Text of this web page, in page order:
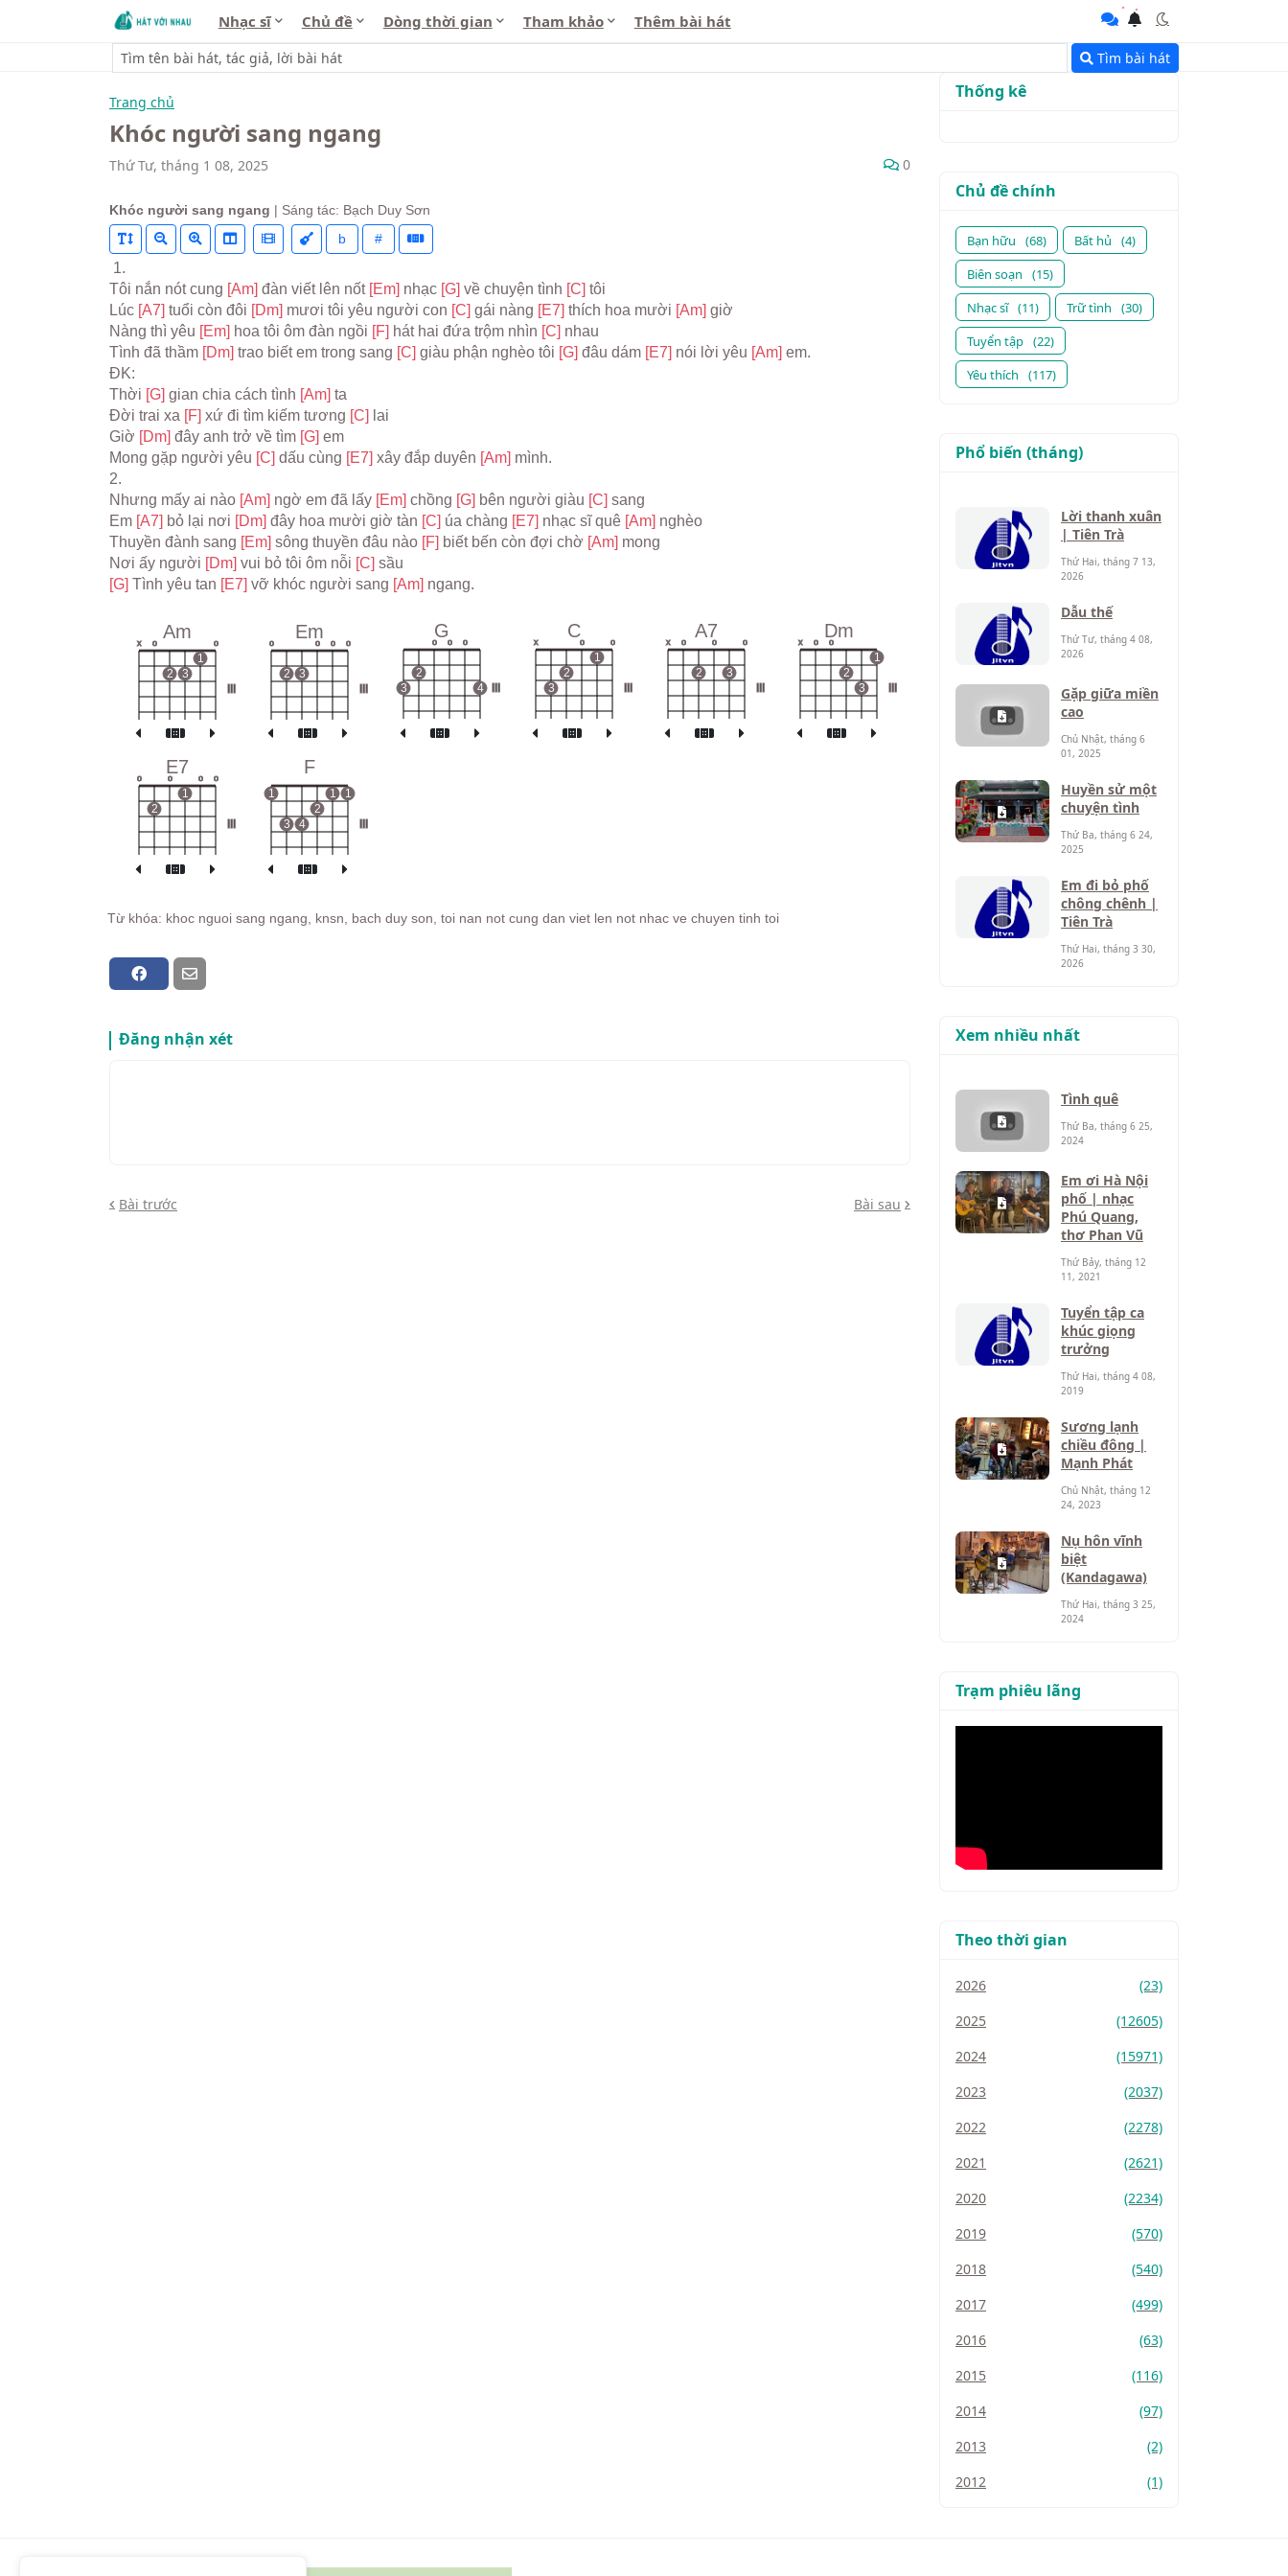
Nhạc sĩ Chủ đề Dòng thời gian Tham khảo Thêm bài hát
Tìm bài hát
Trang chủ
Khóc người sang ngang
Thứ Tư, tháng 1 08, 2025 0
Khóc người sang ngang | Sáng tác: Bạch Duy Sơn
b
#
1.
Tôi nắn nót cung [Am] đàn viết lên nốt [Em] nhạc [G] về chuyện tình [C] tôi
Lúc [A7] tuổi còn đôi [Dm] mươi tôi yêu người con [C] gái nàng [E7] thích hoa mười [Am] giờ
Nàng thì yêu [Em] hoa tôi ôm đàn ngồi [F] hát hai đứa trộm nhìn [C] nhau
Tình đã thầm [Dm] trao biết em trong sang [C] giàu phận nghèo tôi [G] đâu dám [E7] nói lời yêu [Am] em.
ĐK:
Thời [G] gian chia cách tình [Am] ta
Đời trai xa [F] xứ đi tìm kiếm tương [C] lai
Giờ [Dm] đây anh trở về tìm [G] em
Mong gặp người yêu [C] dấu cùng [E7] xây đắp duyên [Am] mình.
2.
Nhưng mấy ai nào [Am] ngờ em đã lấy [Em] chồng [G] bên người giàu [C] sang
Em [A7] bỏ lại nơi [Dm] đây hoa mười giờ tàn [C] úa chàng [E7] nhạc sĩ quê [Am] nghèo
Thuyền đành sang [Em] sông thuyền đâu nào [F] biết bến còn đợi chờ [Am] mong
Nơi ấy người [Dm] vui bỏ tôi ôm nỗi [C] sầu
[G] Tình yêu tan [E7] vỡ khóc người sang [Am] ngang.
Am
x o
2 3
1
o
Em
o
2 3
o o o
G
3
2
o o o
4
C
x
3
2
o
1
o
A7
x o
2
o
3
o
Dm
x o o
2
3
1
E7
o
2
o
1
o o
F
1
3 4
2
1 1
Từ khóa: khoc nguoi sang ngang, knsn, bach duy son, toi nan not cung dan viet len not nhac ve chuyen tinh toi
Đăng nhận xét
Bài trước Bài sau
Thống kê
Chủ đề chính
Bạn hữu (68) Bất hủ
(4)
Biên soạn
(15)
Nhạc sĩ (11) Trữ tình
(30)
Tuyển tập (22)
Yêu thích
(117)
Phổ biến (tháng)
Lời thanh xuân
| Tiên Trà
Thứ Hai, tháng 7 13,
2026
Dẫu thế
Thứ Tư, tháng 4 08,
2026
Gặp giữa miền
cao
Chủ Nhật, tháng 6
01, 2025
Huyền sử một
chuyện tình
Thứ Ba, tháng 6 24,
2025
Em đi bỏ phố
chông chênh |
Tiên Trà
Thứ Hai, tháng 3 30,
2026
Xem nhiều nhất
Tình quê
Thứ Ba, tháng 6 25,
2024
Em ơi Hà Nội
phố | nhạc
Phú Quang,
thơ Phan Vũ
Thứ Bảy, tháng 12
11, 2021
Tuyển tập ca
khúc giọng
trưởng
Thứ Hai, tháng 4 08,
2019
Sương lạnh
chiều đông |
Mạnh Phát
Chủ Nhật, tháng 12
24, 2023
Nụ hôn vĩnh
biệt
(Kandagawa)
Thứ Hai, tháng 3 25,
2024
Trạm phiêu lãng
Theo thời gian
2026
(23)
2025
(12605)
2024
(15971)
2023
(2037)
2022
(2278)
2021
(2621)
2020
(2234)
2019
(570)
2018
(540)
2017
(499)
2016
(63)
2015
(116)
2014
(97)
2013
(2)
2012
(1)